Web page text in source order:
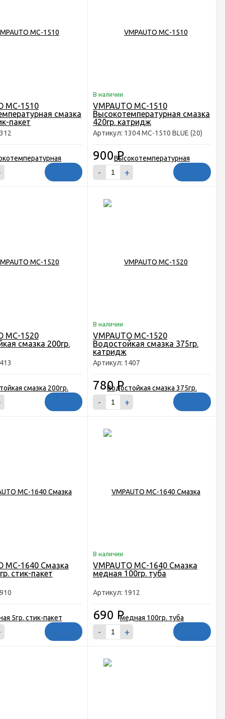
MC-1510
смазка
пакет
В наличии
VMPAUTO MC-1510
Высокотемпературная смазка
420гр. катридж
Артикул: 1304 MC-1510 BLUE (20)
900Р
- +
MC-1520
смазка 200гр.
В наличии
VMPAUTO MC-1520
Водостойкая смазка 375гр.
катридж
Артикул: 1407
780Р
- +
MC-1640 Смазка
стик-пакет
В наличии
VMPAUTO MC-1640 Смазка
медная 100гр. туба
Артикул: 1912
690 Р
- +